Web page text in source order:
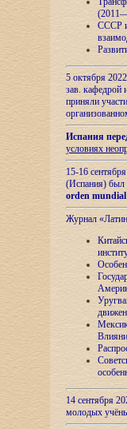
СССР и
5 октября
зав.
приняли
Испания
условиях
15-16
(Испания) был
orden
Журнал
14 сентября
молодых